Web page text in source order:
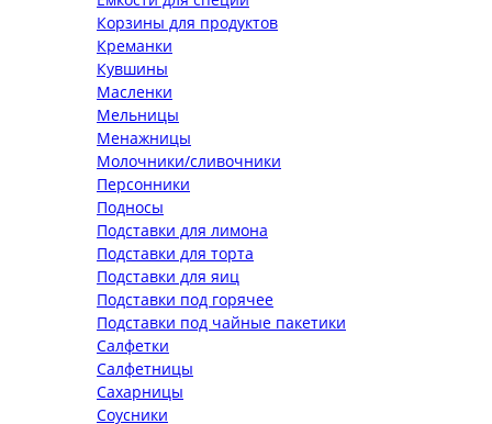
Корзины для продуктов
Креманки
Кувшины
Масленки
Мельницы
Менажницы
Молочники/сливочники
Персонники
Подносы
Подставки для лимона
Подставки для торта
Подставки для яиц
Подставки под горячее
Подставки под чайные пакетики
Салфетки
Салфетницы
Сахарницы
Соусники